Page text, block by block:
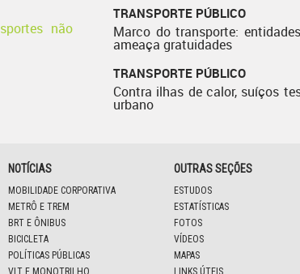
não
TRANSPORTE PÚBLICO
Marco do transporte:
ameaça gratuidades
TRANSPORTE PÚBLICO
Contra ilhas de calor, suíços
urbano
NOTÍCIAS
MOBILIDADE CORPORATIVA
METRÔ E TREM
BRT E ÔNIBUS
BICICLETA
POLÍTICAS PÚBLICAS
VLT E MONOTRILHO
OUTRAS SEÇÕES
ESTUDOS
ESTATÍSTICAS
FOTOS
VÍDEOS
MAPAS
LINKS ÚTEIS